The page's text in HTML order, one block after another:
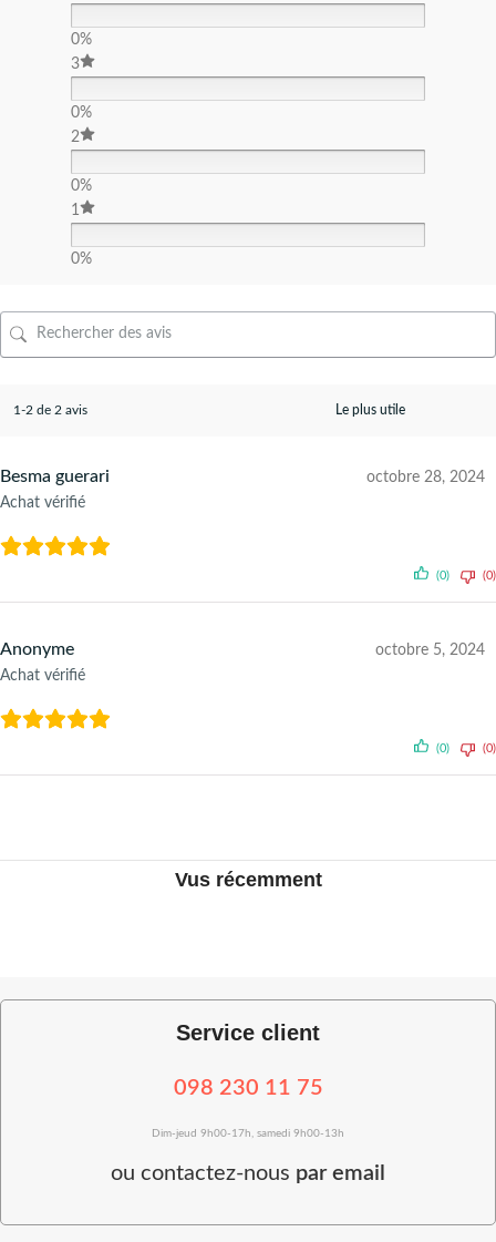
0%
3
0%
2
0%
1
0%
1-2 de 2 avis
Besma guerari
Achat vérifié
octobre 28, 2024
(0) (0)
Anonyme
Achat vérifié
octobre 5, 2024
(0) (0)
Vus récemment
Service client
098 230 11 75
Dim-jeud 9h00-17h, samedi 9h00-13h
ou contactez-nous par email